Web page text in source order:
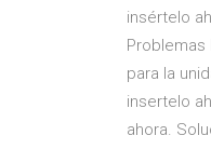
insértelo
Problemas
para la
insertelo
ahora.